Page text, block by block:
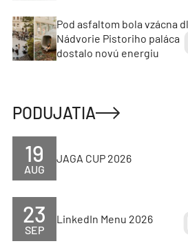
Pod asfaltom bola vzácna
Nádvorie Pistoriho paláca
dostalo novú energiu
PODUJATIA
AUG
19 JAGA CUP 2026
SEP
23 LinkedIn Menu 2026